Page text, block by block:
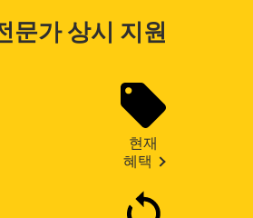
문가 상시 지원
현재
혜택